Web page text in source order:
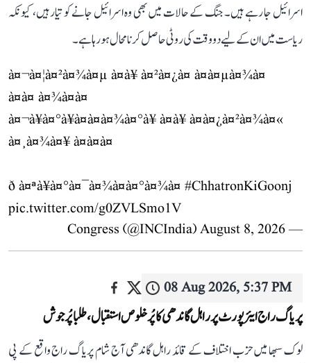
اسرائیل جا رہے ہیں۔ جنگ کے حالات میں بھی وہ اسرائیل جانے کو تیار ہیں، کیونکہ
ریاست میں ان کے لیے دو وقت کی روٹی حاصل کرنا محال ہو رہا ہے۔
à¤¬à¤¦à¤²à¤¾à¤µ à¤à¥ à¤²à¤¿à¤ à¤à¤µà¤¾à¤
à¤à¤ à¤¾à¤à¤
à¤¬à¥à¤°à¥à¤à¤à¤¾à¤°à¥ à¤à¥ à¤à¤¿à¤²à¤¾à¤«
à¤¸à¤¾à¤¥ à¤à¤à¤
ð à¤ªà¥à¤°à¤¯à¤¾à¤à¤°à¤¾à¤ #ChhatronKiGoonj
pic.twitter.com/g0ZVLSmo1V
— Congress (@INCIndia)
August 8, 2026
08 Aug 2026, 5:37 PM
پریاگ راج ایئرپورٹ پر راہل گاندھی کا پُرخلوص استقبال، طلبا پُرجوش
لوک سبھا میں حزب اختلاف کے قائد راہل گاندھی آج شام پریاگ راج واقع کے پی